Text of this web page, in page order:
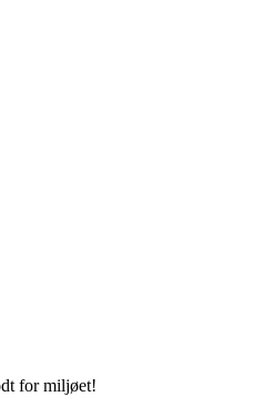
for miljøet!